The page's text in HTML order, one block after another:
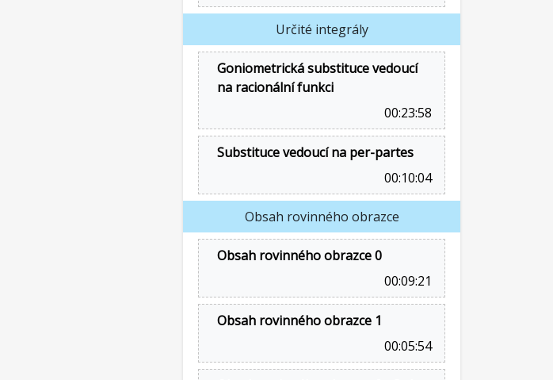
Určité integrály
Goniometrická substituce vedoucí
na racionální funkci
00:23:58
Substituce vedoucí na per-partes
00:10:04
Obsah rovinného obrazce
Obsah rovinného obrazce 0
00:09:21
Obsah rovinného obrazce 1
00:05:54